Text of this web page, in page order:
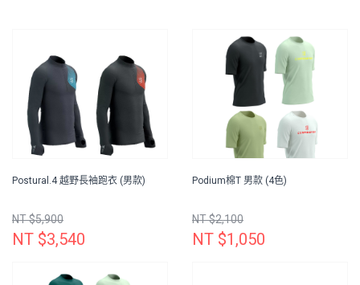
Postural.4 越野長袖跑衣 (男款)
NT $5,900
NT $3,540
Podium棉T 男款 (4色)
NT $2,100
NT $1,050